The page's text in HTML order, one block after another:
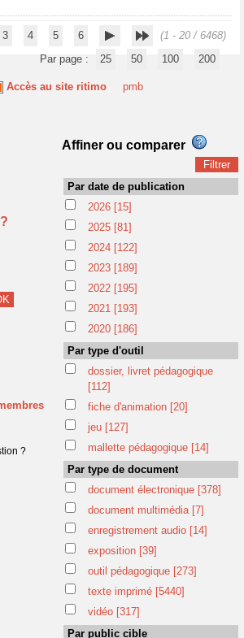
3 4 5 6
(1 - 20 / 6468)
Par page :
25 50 100 200
Accès au site ritimo pmb
?
Affiner ou comparer
Par date de publication
2026 [15]
2025 [81]
2024 [122]
2023 [189]
2022 [195]
2021 [193]
2020 [186]
Par type d'outil
dossier, livret pédagogique
[112]
fiche d'animation [20]
jeu [127]
mallette pédagogique [14]
Par type de document
document électronique [378]
document multimédia [7]
enregistrement audio [14]
exposition [39]
outil pédagogique [273]
texte imprimé [5440]
vidéo [317]
Par public cible